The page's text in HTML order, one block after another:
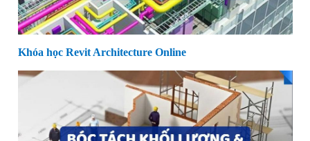
Khóa học Revit Architecture Online